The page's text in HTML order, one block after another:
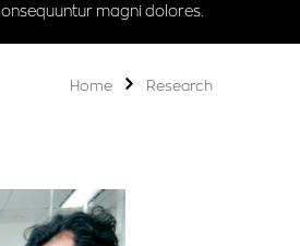
magni dolores.
Home Research